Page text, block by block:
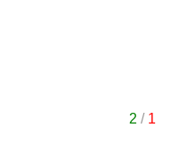
2 / 1